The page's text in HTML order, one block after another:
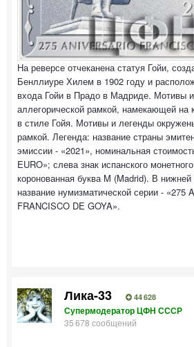
На реверсе отчеканена статуя Гойи,
Бенллиуре Хилем в 1902 году и
входа Гойи в Прадо в Мадриде. Мотивы
аллегорической рамкой, намекающей на
в стиле Гойя. Мотивы и легенды
рамкой. Легенда: название страны
эмиссии - «2021», номинальная
EURO»; слева знак испанского
коронованная буква M (Madrid). В нижней
название нумизматической серии - «275
FRANCISCO DE GOYA».
Лика-33 44 628
Супермодератор ЦФН СССР
35 678 сообщений